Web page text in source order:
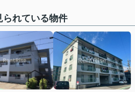
られている物件